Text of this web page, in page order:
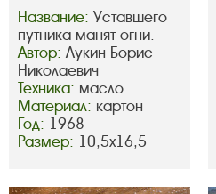
Название: Уставшего
путника манят огни.
Автор: Лукин Борис
Николаевич
Техника: масло
Материал: картон
Год: 1968
Размер: 10,5х16,5